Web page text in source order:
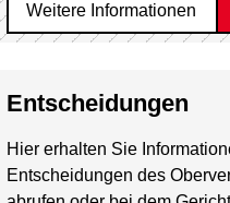
Weitere Informationen
Entscheidungen
Hier erhalten Sie
Entscheidungen des